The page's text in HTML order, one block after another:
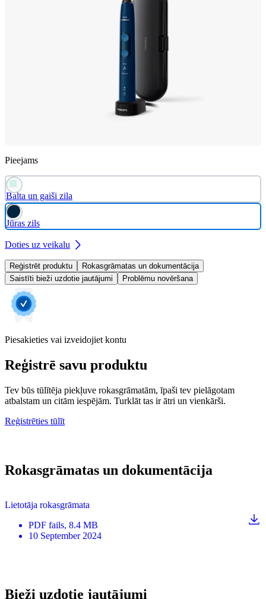
Pieejams
Balta un gaiši zila
Jūras zils
Doties uz veikalu
Reģistrēt produktu
Rokasgrāmatas un dokumentācija
Saistīti bieži uzdotie jautājumi
Problēmu novēršana
Piesakieties vai izveidojiet kontu
Reģistrē savu produktu
Tev būs tūlītēja piekļuve rokasgrāmatām, īpaši tev pielāgotam
atbalstam un citām iespējām. Turklāt tas ir ātri un vienkārši.
Reģistrēties tūlīt
Rokasgrāmatas un dokumentācija
Lietotāja rokasgrāmata
PDF fails, 8.4 MB
10 September 2024
Bieži uzdotie jautājumi